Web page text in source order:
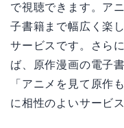
で視聴できます。ア
子書籍まで幅広く楽
サービスです。さら
ば、原作漫画の電子
「アニメを見て原作
に相性のよいサービ